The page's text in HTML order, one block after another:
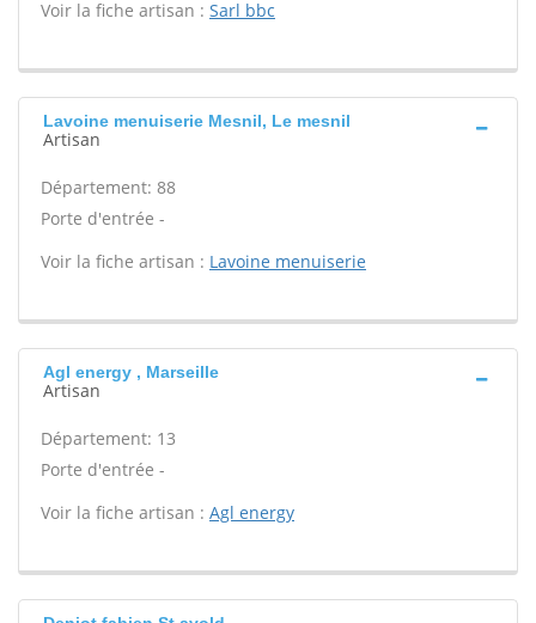
Voir la fiche artisan : Sarl bbc
Lavoine menuiserie Mesnil, Le mesnil
Artisan
Département: 88
Porte d'entrée -
Voir la fiche artisan : Lavoine menuiserie
Agl energy , Marseille
Artisan
Département: 13
Porte d'entrée -
Voir la fiche artisan : Agl energy